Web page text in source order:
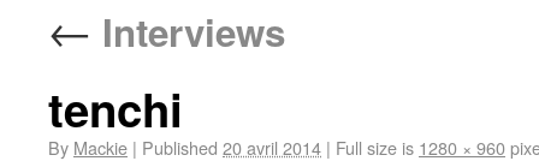
← Interviews
tenchi
By Mackie | Published 20 avril 2014 | Full size is 1280 × 960